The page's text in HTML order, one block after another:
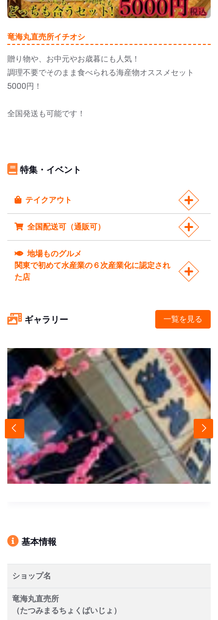
竜海丸直売所イチオシ
贈り物や、お中元やお歳暮にも人気！
調理不要でそのまま食べられる海産物オススメセット
5000円！
全国発送も可能です！
特集・イベント
テイクアウト
全国配送可（通販可）
地場ものグルメ
関東で初めて水産業の６次産業化に認定され
た店
ギャラリー 一覧を見る
基本情報
ショップ名
竜海丸直売所
（たつみまるちょくばいじょ）